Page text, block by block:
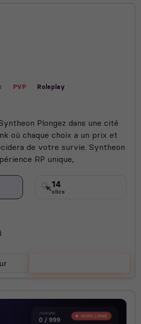
PVP Roleplay
Plongez dans une cité
où chaque choix a un prix et
de votre survie. Syntheon
RP unique,
14
clics